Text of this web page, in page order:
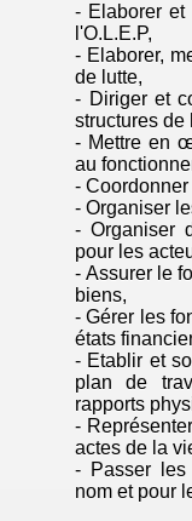
- Elaborer
l'O.L.E.P,
- Elaborer,
de lutte,
- Diriger et
structures de
- Mettre en
au
-
- Organiser
- Organiser
pour les
- Assurer le
biens,
- Gérer les
états
- Etablir et
plan de
rapports
-
actes de la
- Passer les
nom et pour